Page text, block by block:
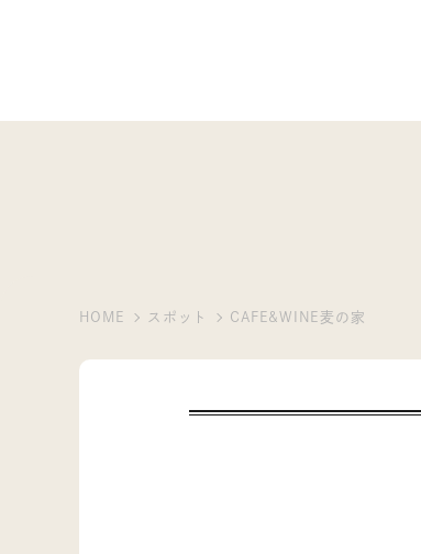
HOME スポット CAFE&WINE麦の家